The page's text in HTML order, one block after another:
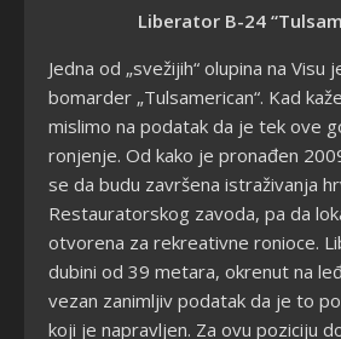
Liberator B-24
Jedna od „svežijih“ olupina na Visu
bomarder „Tulsamerican“. Kad
mislimo na podatak da je tek ove
ronjenje. Od kako je pronađen
se da budu završena istraživanja
Restauratorskog zavoda, pa da
otvorena za rekreativne ronioce.
dubini od 39 metara, okrenut na
vezan zanimljiv podatak da je to
koji je napravljen. Za ovu poziciju